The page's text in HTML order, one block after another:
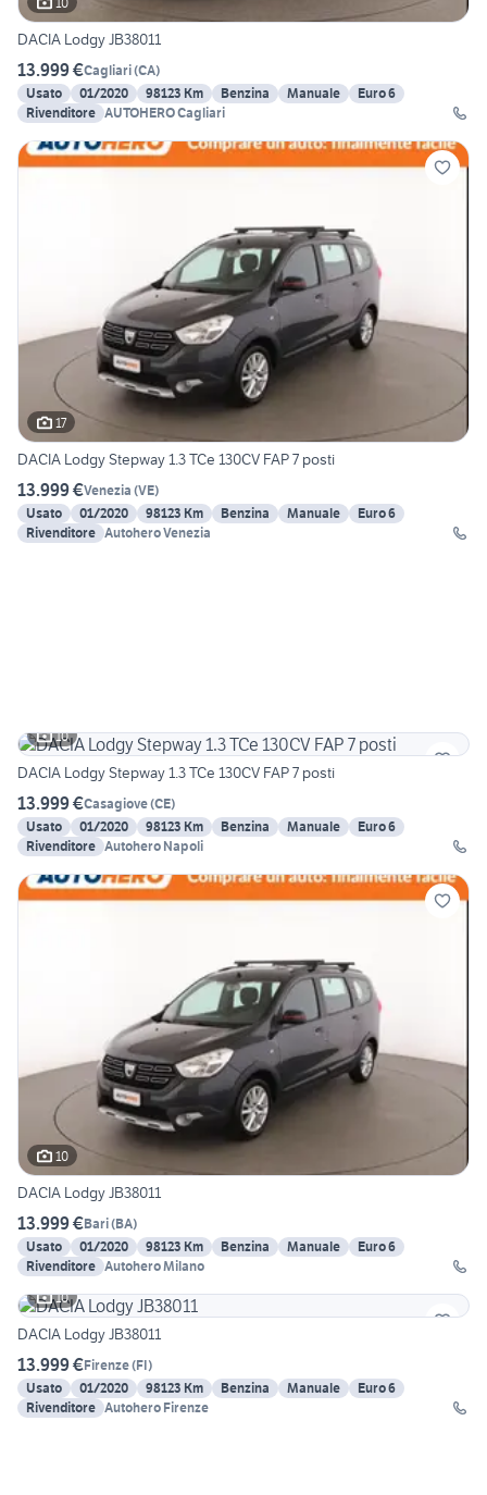
DACIA Lodgy JB38011
13.999 €Cagliari(CA)
Usato
01/2020 98123 Km Benzina Manuale
Euro 6
Rivenditore AUTOHERO Cagliari
17
DACIA Lodgy Stepway 1.3 TCe 130CV FAP 7 posti
13.999 €Venezia (VE)
Usato
01/2020 98123 Km Benzina Manuale
Euro 6
Rivenditore Autohero Venezia
10
DACIA Lodgy Stepway 1.3 TCe 130CV FAP 7 posti
13.999 €Casagiove(CE)
Usato
01/2020 98123 Km Benzina Manuale
Euro 6
Rivenditore Autohero Napoli
10
DACIA Lodgy JB38011
13.999 €Bari(BA)
Usato
01/2020 98123 Km Benzina Manuale
Euro 6
Rivenditore Autohero Milano
10
DACIA Lodgy JB38011
13.999 €Firenze(FI)
Usato
01/2020 98123 Km Benzina Manuale
Euro 6
Rivenditore Autohero Firenze